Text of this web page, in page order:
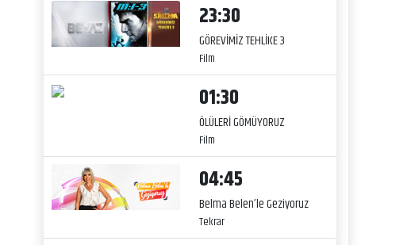
23:30
GÖREVİMİZ TEHLİKE 3
Film
01:30
ÖLÜLERİ GÖMÜYORUZ
Film
04:45
Belma Belen’le Geziyoruz
Tekrar